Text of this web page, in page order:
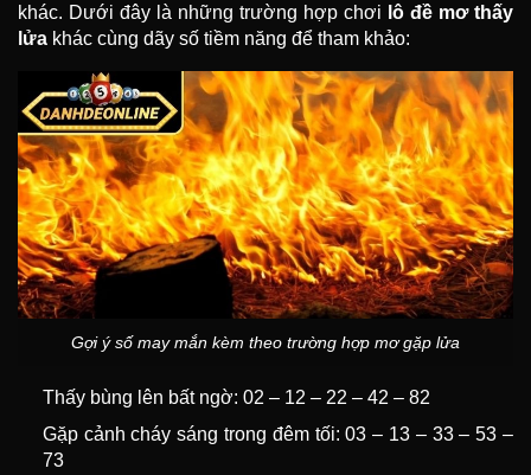
khác. Dưới đây là những trường hợp chơi lô đề mơ thấy
lửa khác cùng dãy số tiềm năng để tham khảo:
Gợi ý số may mắn kèm theo trường hợp mơ gặp lửa
Thấy bùng lên bất ngờ: 02 – 12 – 22 – 42 – 82
Gặp cảnh cháy sáng trong đêm tối: 03 – 13 – 33 – 53 –
73